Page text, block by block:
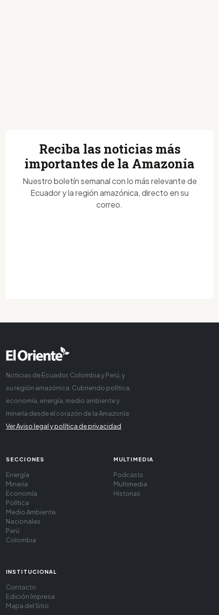
Reciba las noticias más
importantes de la Amazonía
Nuestro boletín semanal con lo más relevante de
Ecuador y la región amazónica, directo en su
correo.
Noticias de Ecuador, Colombia y Perú, y
su región amazónica. Cubriendo política,
economía, energía, medio ambiente y
minería desde el corazón de la Amazonía
Ver Aviso legal y política de privacidad
SECCIONES
Energía
Minería
Economía
Política
Medio Ambiente
Nacionales
Perú
Colombia
MULTIMEDIA
Podcasts
Multimedia
Historias
INSTITUCIONAL
Contacto
Edición Impresa
Mapa del Sitio